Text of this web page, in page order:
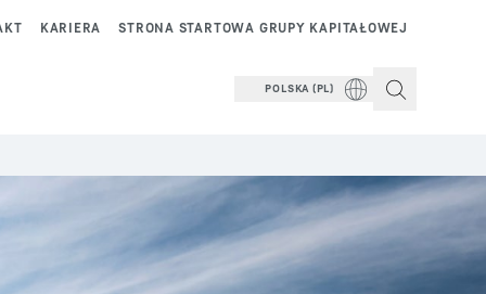
STRONA STARTOWA GRUPY KAPITAŁOWEJ
KARIERA
POLSKA (PL)